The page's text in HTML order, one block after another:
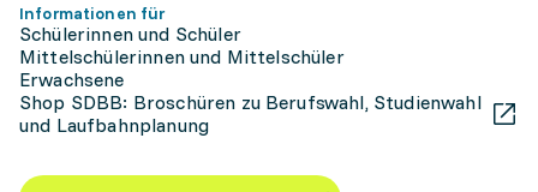
Informationen für
Schülerinnen und Schüler
Mittelschülerinnen und Mittelschüler
Erwachsene
Shop SDBB: Broschüren zu Berufswahl, Studienwahl
und Laufbahnplanung